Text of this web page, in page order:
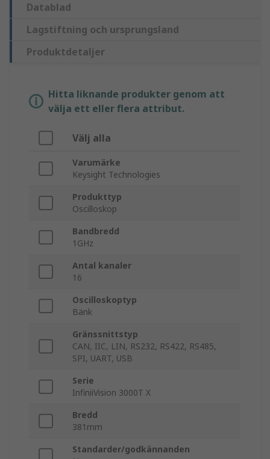
Datablad
Lagstiftning och ursprungsland
Produktdetaljer
Hitta liknande produkter genom att
välja ett eller flera attribut.
Välj alla
Varumärke
Keysight Technologies
Produkttyp
Oscilloskop
Bandbredd
1GHz
Antal kanaler
16
Oscilloskoptyp
Bänk
Gränssnittstyp
CAN, IIC, LIN, RS232, RS422, RS485,
SPI, UART, USB
Serie
InfiniiVision 3000T X
Bredd
381mm
Standarder/godkännanden